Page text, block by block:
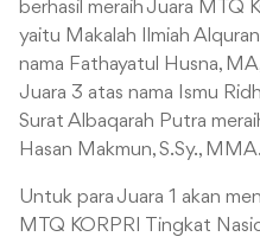
berhasil meraih Juara MTQ
yaitu Makalah Ilmiah
nama Fathayatul Husna,
Juara 3 atas nama Ismu
Surat Albaqarah Putra
Hasan Makmun, S.Sy., MMA.
Untuk para Juara 1 akan
MTQ KORPRI Tingkat